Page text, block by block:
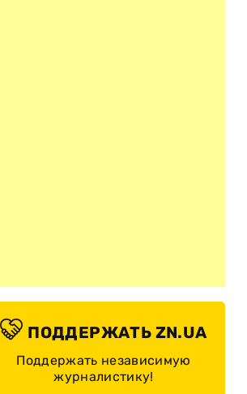
ПОДДЕРЖАТЬ ZN.UA
Поддержать независимую
журналистику!